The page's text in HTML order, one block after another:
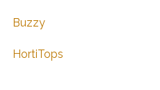
Buzzy
HortiTops